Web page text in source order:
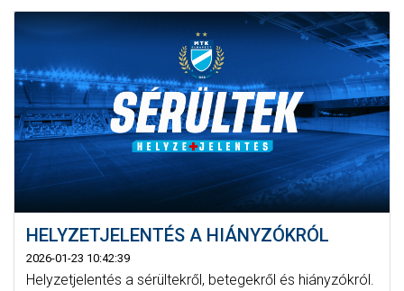
HELYZETJELENTÉS A HIÁNYZÓKRÓL
2026-01-23 10:42:39
Helyzetjelentés a sérültekről, betegekről és hiányzókról.